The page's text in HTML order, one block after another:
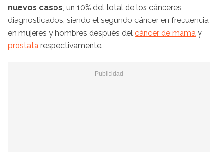
nuevos casos, un 10% del total de los cánceres
diagnosticados, siendo el segundo cáncer en frecuencia
en mujeres y hombres después del cáncer de mama y
próstata respectivamente.